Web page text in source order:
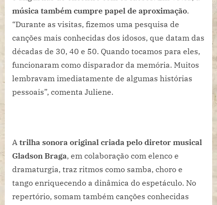
música também cumpre papel de aproximação.
“Durante as visitas, fizemos uma pesquisa de
canções mais conhecidas dos idosos, que datam das
décadas de 30, 40 e 50. Quando tocamos para eles,
funcionaram como disparador da memória. Muitos
lembravam imediatamente de algumas histórias
pessoais”, comenta Juliene.
A trilha sonora original criada pelo diretor musical
Gladson Braga, em colaboração com elenco e
dramaturgia, traz ritmos como samba, choro e
tango enriquecendo a dinâmica do espetáculo. No
repertório, somam também canções conhecidas